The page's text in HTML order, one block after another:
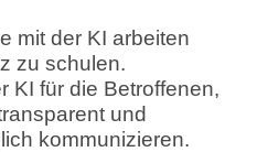
mit der KI arbeiten
zu schulen.
KI für die Betroffenen,
und
kommunizieren.